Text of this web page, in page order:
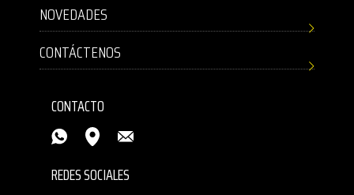
NOVEDADES
CONTÁCTENOS
CONTACTO
REDES SOCIALES